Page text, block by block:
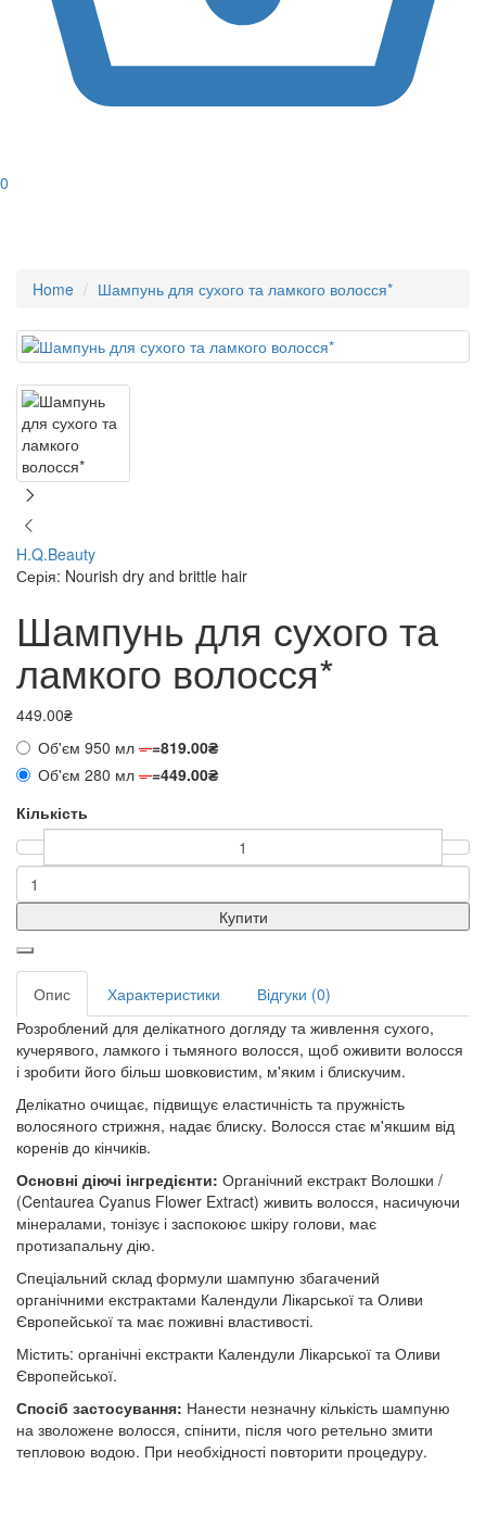
0
Home Шампунь для сухого та ламкого волосся*
H.Q.Beauty
Серія: Nourish dry and brittle hair
Шампунь для сухого та
ламкого волосся*
449.00₴
Об'єм 950 мл ==819.00₴
Об'єм 280 мл ==449.00₴
Кількість
Купити
Опис Характеристики
Відгуки (0)
Розроблений для делікатного догляду та живлення сухого,
кучерявого, ламкого і тьмяного волосся, щоб оживити волосся
і зробити його більш шовковистим, м'яким і блискучим.
Делікатно очищає, підвищує еластичність та пружність
волосяного стрижня, надає блиску. Волосся стає м'якшим від
коренів до кінчиків.
Основні діючі інгредієнти: Органічний екстракт Волошки /
(Centaurea Cyanus Flower Extract) живить волосся, насичуючи
мінералами, тонізує і заспокоює шкіру голови, має
протизапальну дію.
Спеціальний склад формули шампуню збагачений
органічними екстрактами Календули Лікарської та Оливи
Європейської та має поживні властивості.
Містить: органічні екстракти Календули Лікарської та Оливи
Європейської.
Спосіб застосування: Нанести незначну кількість шампуню
на зволожене волосся, спінити, після чого ретельно змити
тепловою водою. При необхідності повторити процедуру.